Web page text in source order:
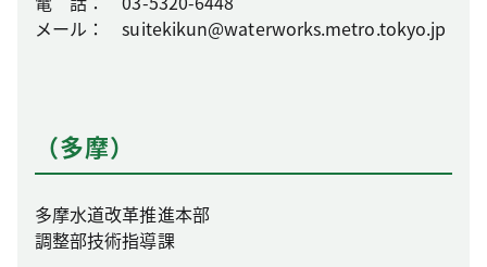
メール： suitekikun@waterworks.metro.tokyo.jp
（多摩）
多摩水道改革推進本部
調整部技術指導課